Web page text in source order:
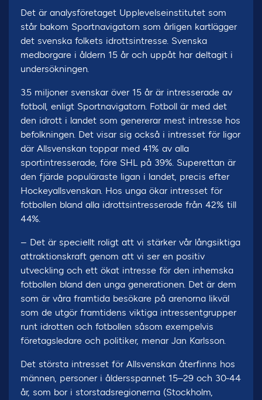
Det är analysföretaget Upplevelseinstitutet som
står bakom Sportnavigatorn som årligen kartlägger
det svenska folkets idrottsintresse. Svenska
medborgare i åldern 15 år och uppåt har deltagit i
undersökningen.
3.5 miljoner svenskar över 15 år är intresserade av
fotboll, enligt Sportnavigatorn. Fotboll är med det
den idrott i landet som genererar mest intresse hos
befolkningen. Det visar sig också i intresset för ligor
där Allsvenskan toppar med 41% av alla
sportintresserade, före SHL på 39%. Superettan är
den fjärde populäraste ligan i landet, precis efter
Hockeyallsvenskan. Hos unga ökar intresset för
fotbollen bland alla idrottsintresserade från 42% till
44%.
– Det är speciellt roligt att vi stärker vår långsiktiga
attraktionskraft genom att vi ser en positiv
utveckling och ett ökat intresse för den inhemska
fotbollen bland den unga generationen. Det är dem
som är våra framtida besökare på arenorna likväl
som de utgör framtidens viktiga intressentgrupper
runt idrotten och fotbollen såsom exempelvis
företagsledare och politiker, menar Jan Karlsson.
Det största intresset för Allsvenskan återfinns hos
männen, personer i åldersspannet 15–29 och 30-44
år, som bor i storstadsregionerna (Stockholm,